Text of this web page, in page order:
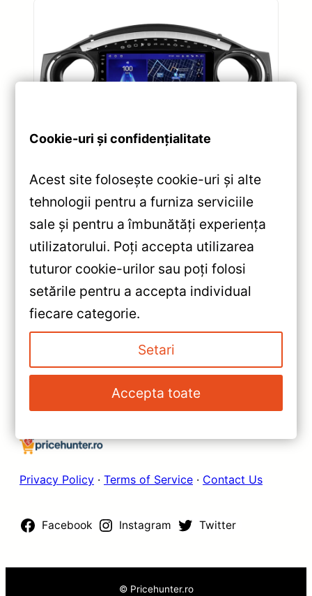
Navigatii NAVIGATII MINI
Navigație Auto Teyes CC2
Plus MINI 2000-2006
4+64GB 9 inch QLED Octa-
core — Recenzie Detaliată,
Testare & Recomandări
Mihai 11 iunie 2026
Pagina următoare
Privacy Policy · Terms of Service · Contact Us
Facebook Instagram Twitter
© Pricehunter.ro
Cookie-uri și confidențialitate
Acest site folosește cookie-uri și alte
tehnologii pentru a furniza serviciile
sale și pentru a îmbunătăți experiența
utilizatorului. Poți accepta utilizarea
tuturor cookie-urilor sau poți folosi
setările pentru a accepta individual
fiecare categorie.
Setari
Accepta toate